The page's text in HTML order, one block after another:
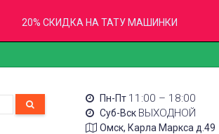
20% СКИДКА НА ТАТУ МАШИНКИ
Пн-Пт 11:00 – 18:00
Суб-Вск ВЫХОДНОЙ
Омск, Карла Маркса д.49